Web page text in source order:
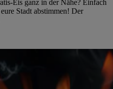
Eis ganz in der Nähe? Einfach
Stadt abstimmen! Der